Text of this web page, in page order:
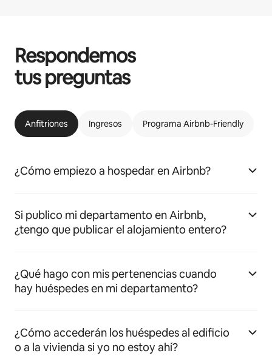
Respondemos
tus preguntas
Anfitriones Ingresos Programa Airbnb-Friendly
¿Cómo empiezo a hospedar en Airbnb?
Si publico mi departamento en Airbnb,
¿tengo que publicar el alojamiento entero?
¿Qué hago con mis pertenencias cuando
hay huéspedes en mi departamento?
¿Cómo accederán los huéspedes al edificio
o a la vivienda si yo no estoy ahí?